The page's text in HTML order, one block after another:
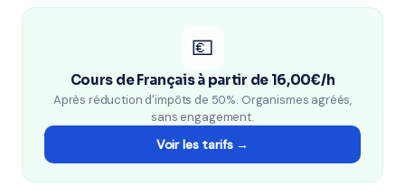
💶
Cours de Français à partir de 16,00€/h
Après réduction d'impôts de 50%. Organismes agréés,
sans engagement.
Voir les tarifs →